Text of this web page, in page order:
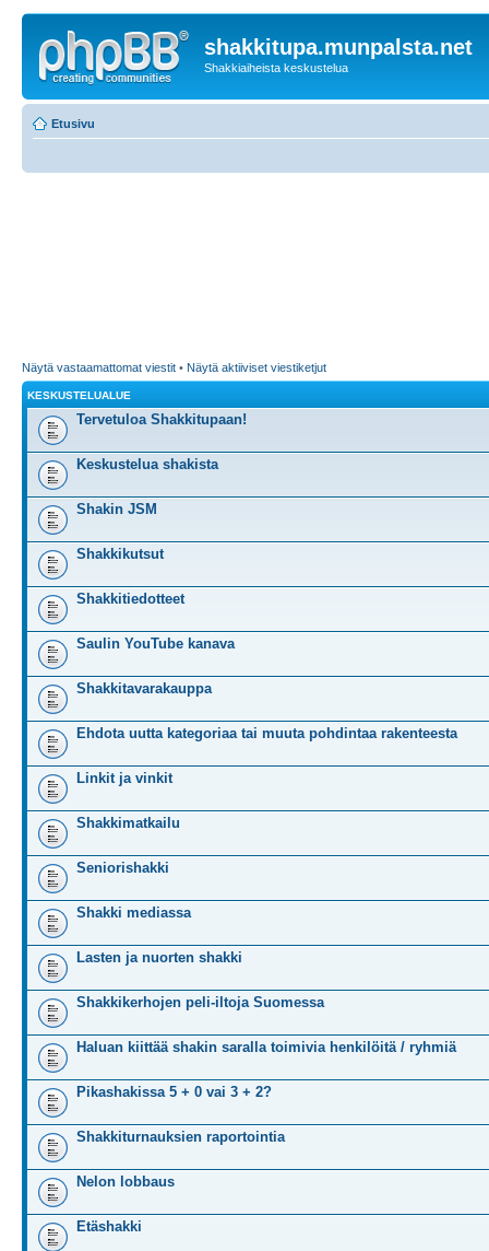
shakkitupa.munpalsta.net
Shakkiaiheista keskustelua
Etusivu
Näytä vastaamattomat viestit • Näytä aktiiviset viestiketjut
KESKUSTELUALUE
Tervetuloa Shakkitupaan!
Keskustelua shakista
Shakin JSM
Shakkikutsut
Shakkitiedotteet
Saulin YouTube kanava
Shakkitavarakauppa
Ehdota uutta kategoriaa tai muuta pohdintaa rakenteesta
Linkit ja vinkit
Shakkimatkailu
Seniorishakki
Shakki mediassa
Lasten ja nuorten shakki
Shakkikerhojen peli-iltoja Suomessa
Haluan kiittää shakin saralla toimivia henkilöitä / ryhmiä
Pikashakissa 5 + 0 vai 3 + 2?
Shakkiturnauksien raportointia
Nelon lobbaus
Etäshakki